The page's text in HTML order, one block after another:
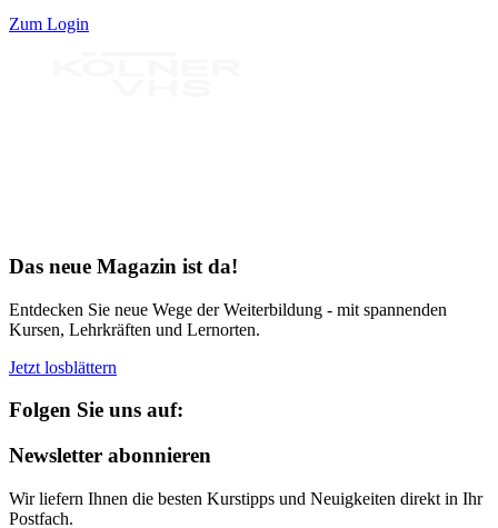
Zum Login
Das neue Magazin ist da!
Entdecken Sie neue Wege der Weiterbildung - mit spannenden
Kursen, Lehrkräften und Lernorten.
Jetzt losblättern
Folgen Sie uns auf:
Newsletter abonnieren
Wir liefern Ihnen die besten Kurstipps und Neuigkeiten direkt in Ihr
Postfach.